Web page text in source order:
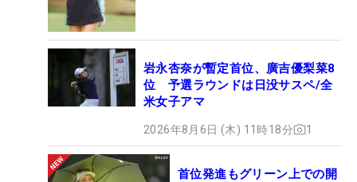
岩永杏奈が暫定首位、廣吉優梨菜8
位 予選ラウンドは日没サスペ/全
米女子アマ
2026年8月6日 (木) 11時18分 1
首位発進もグリーン上での開